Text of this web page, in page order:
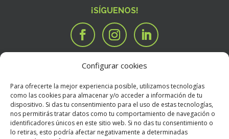
Configurar cookies
Para ofrecerte la mejor experiencia posible, utilizamos tecnologías
como las cookies para almacenar y/o acceder a información de tu
dispositivo. Si das tu consentimiento para el uso de estas tecnologías,
nos permitirás tratar datos como tu comportamiento de navegación o
identificadores únicos en este sitio web. Si no das tu consentimiento o
lo retiras, esto podría afectar negativamente a determinadas
¡SÍGUENOS!
i Tengo un manuscrito
RNecesito que alguien valore mi libro
BOOKSTORE
ECondiciones Generales de Contratación